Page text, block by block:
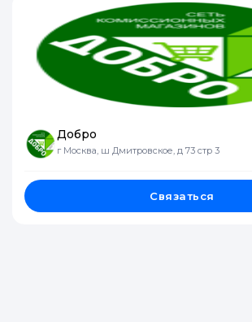
Добро
г Москва, ш Дмитровское, д 73 стр 3
Связаться